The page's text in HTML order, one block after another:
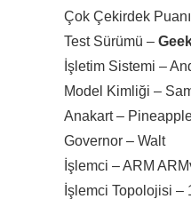
Çok Çekirdek
Test Sürümü –
İşletim Sistemi –
Model Kimliği –
Anakart –
Governor – Walt
İşlemci – ARM
İşlemci Topolojisi –